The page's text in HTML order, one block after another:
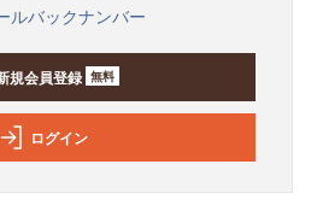
ルバックナンバー
規会員登録 無料
ログイン